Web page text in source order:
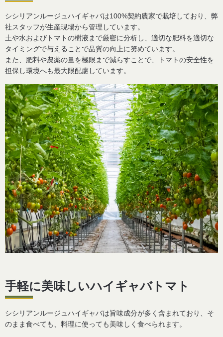
シシリアンルージュハイギャバは100%契約農家で栽培しており、弊
社スタッフが生産現場から管理しています。
土や水およびトマトの樹液まで厳密に分析し、適切な肥料を適切な
タイミングで与えることで品質の向上に努めています。
また、肥料や農薬の量を極限まで減らすことで、トマトの安全性を
担保し環境へも最大限配慮しています。
手軽に美味しいハイギャバトマト
シシリアンルージュハイギャバは旨味成分が多く含まれており、そ
のまま食べても、料理に使っても美味しく食べられます。